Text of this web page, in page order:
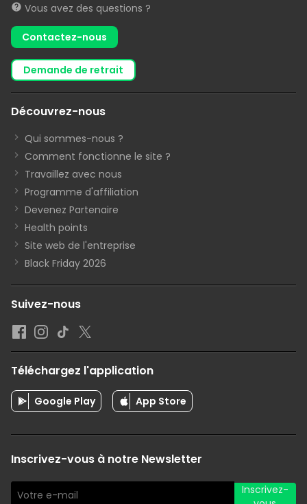
Vous avez des questions ?
Contactez-nous
demande de retrait
Découvrez-nous
Qui sommes-nous ?
Comment fonctionne le site ?
Travaillez avec nous
Programme d'affiliation
Devenez Partenaire
Health points
Site web de l'entreprise
Black Friday 2026
Suivez-nous
Téléchargez l'application
Google Play App Store
Inscrivez-vous à notre Newsletter
Inscrivez-